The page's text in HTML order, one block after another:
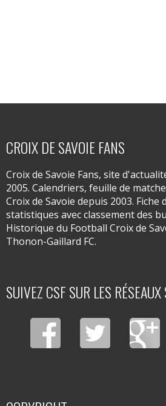
CROIX DE SAVOIE FANS
Croix de Savoie Fans, site
2005. Calendriers, feuille de
Croix de Savoie depuis 2003. Fiche
statistiques avec classement des
Historique du Football Croix de
Thonon-Gaillard FC.
SUIVEZ CSF SUR LES